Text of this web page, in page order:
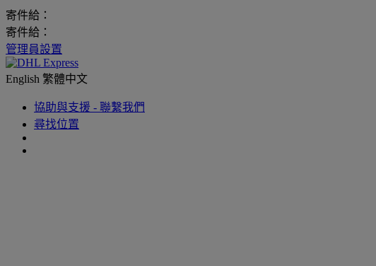
寄件給：
寄件給：
管理員設置
English 繁體中文
協助與支援 - 聯繫我們
尋找位置